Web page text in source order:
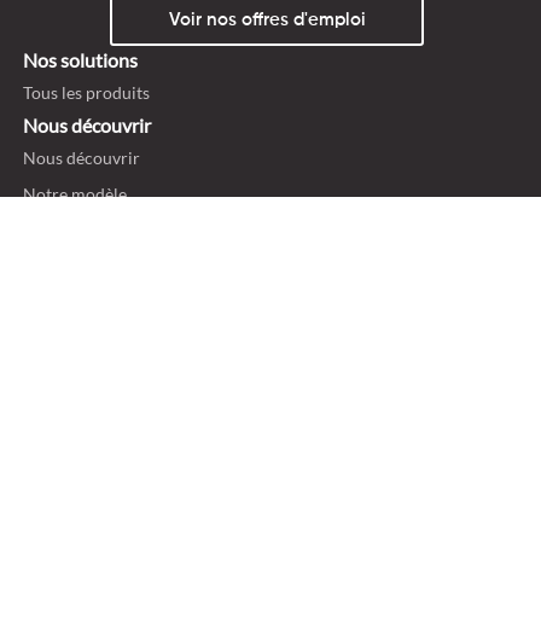
Nos solutions
Tous les produits
Nous découvrir
Nous découvrir
Notre modèle
Voir nos offres d'emploi